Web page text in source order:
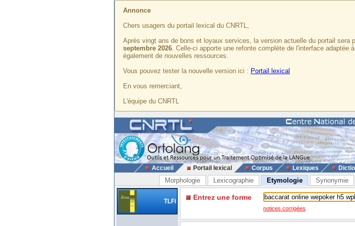
Annonce
Chers usagers du portail lexical du CNRTL,
Après vingt ans de bons et loyaux services, la version actuelle du portail sera
septembre 2026. Celle-ci apporte une refonte complète de l'interface
également de nouvelles ressources.
Vous pouvez tester la nouvelle version ici : Portail lexical
En vous remerciant,
L'équipe du CNRTL
Accueil Portail lexical Corpus Lexiques
Morphologie Lexicographie Etymologie Synonymie
TLFi Entrez une forme
notices corrigées